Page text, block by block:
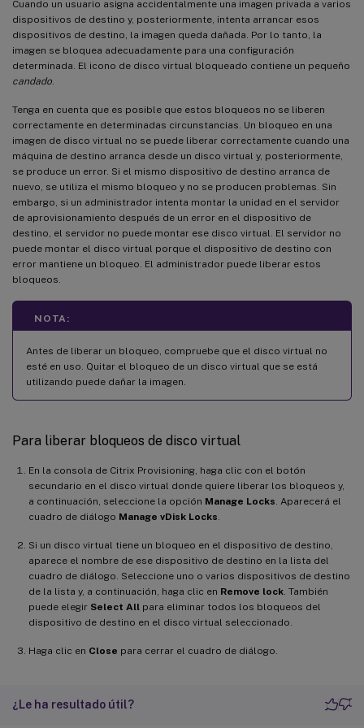
Cuando un usuario asigna accidentalmente una imagen privada a varios
dispositivos de destino y, posteriormente, intenta arrancar esos
dispositivos de destino, la imagen queda dañada. Por lo tanto, la
imagen se bloquea adecuadamente para una configuración
determinada. El icono de disco virtual bloqueado contiene un pequeño
candado
Tenga en cuenta que es posible que estos bloqueos no se liberen
correctamente en determinadas circunstancias. Un bloqueo en una
imagen de disco virtual no se puede liberar correctamente cuando una
máquina de destino arranca desde un disco virtual y, posteriormente,
se produce un error. Si el mismo dispositivo de destino arranca de
nuevo, se utiliza el mismo bloqueo y no se producen problemas. Sin
embargo, si un administrador intenta montar la unidad en el servidor
de aprovisionamiento después de un error en el dispositivo de
destino, el servidor no puede montar ese disco virtual. El servidor no
puede montar el disco virtual porque el dispositivo de destino con
error mantiene un bloqueo. El administrador puede liberar estos
bloqueos.
NOTA:
Antes de liberar un bloqueo, compruebe que el disco virtual no
esté en uso. Quitar el bloqueo de un disco virtual que se está
utilizando puede dañar la imagen.
Para liberar bloqueos de disco virtual
En la consola de Citrix Provisioning, haga clic con el botón
secundario en el disco virtual donde quiere liberar los bloqueos y,
a continuación, seleccione la opción Manage Locks . Aparecerá el
cuadro de diálogo Manage vDisk Locks
Si un disco virtual tiene un bloqueo en el dispositivo de destino,
aparece el nombre de ese dispositivo de destino en la lista del
cuadro de diálogo. Seleccione uno o varios dispositivos de destino
de la lista y, a continuación, haga clic en Remove lock . También
puede elegir Select All para eliminar todos los bloqueos del
dispositivo de destino en el disco virtual seleccionado.
Haga clic en Close para cerrar el cuadro de diálogo.
¿Le ha resultado útil?